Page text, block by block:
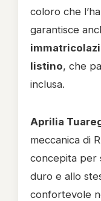
coloro che
garantisce
listino, che
inclusa.
Aprilia
meccanica di
concepita per
duro e allo
confortevole